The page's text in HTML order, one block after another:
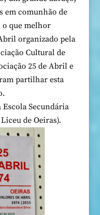
em comunhão de
que melhor
organizado pela
Cultural de
25 de Abril e
partilhar esta
Secundária
de Oeiras).